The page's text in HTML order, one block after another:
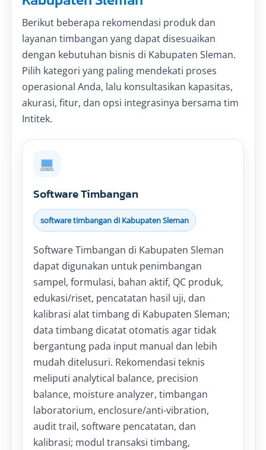
Berikut beberapa rekomendasi produk dan
layanan timbangan yang dapat disesuaikan
dengan kebutuhan bisnis di Kabupaten Sleman.
Pilih kategori yang paling mendekati proses
operasional Anda, lalu konsultasikan kapasitas,
akurasi, fitur, dan opsi integrasinya bersama tim
Intitek.
Software Timbangan
software timbangan di Kabupaten Sleman
Software Timbangan di Kabupaten Sleman
dapat digunakan untuk penimbangan
sampel, formulasi, bahan aktif, QC produk,
edukasi/riset, pencatatan hasil uji, dan
kalibrasi alat timbang di Kabupaten Sleman;
data timbang dicatat otomatis agar tidak
bergantung pada input manual dan lebih
mudah ditelusuri. Rekomendasi teknis
meliputi analytical balance, precision
balance, moisture analyzer, timbangan
laboratorium, enclosure/anti-vibration,
audit trail, software pencatatan, dan
kalibrasi; modul transaksi timbang,